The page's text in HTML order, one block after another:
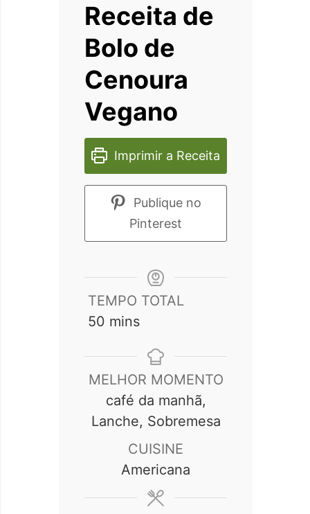
Receita de
Bolo de
Cenoura
Vegano
Imprimir a Receita
Publique no
Pinterest
TEMPO TOTAL
50 minutes
mins
MELHOR MOMENTO
café da manhã,
Lanche, Sobremesa
CUISINE
Americana